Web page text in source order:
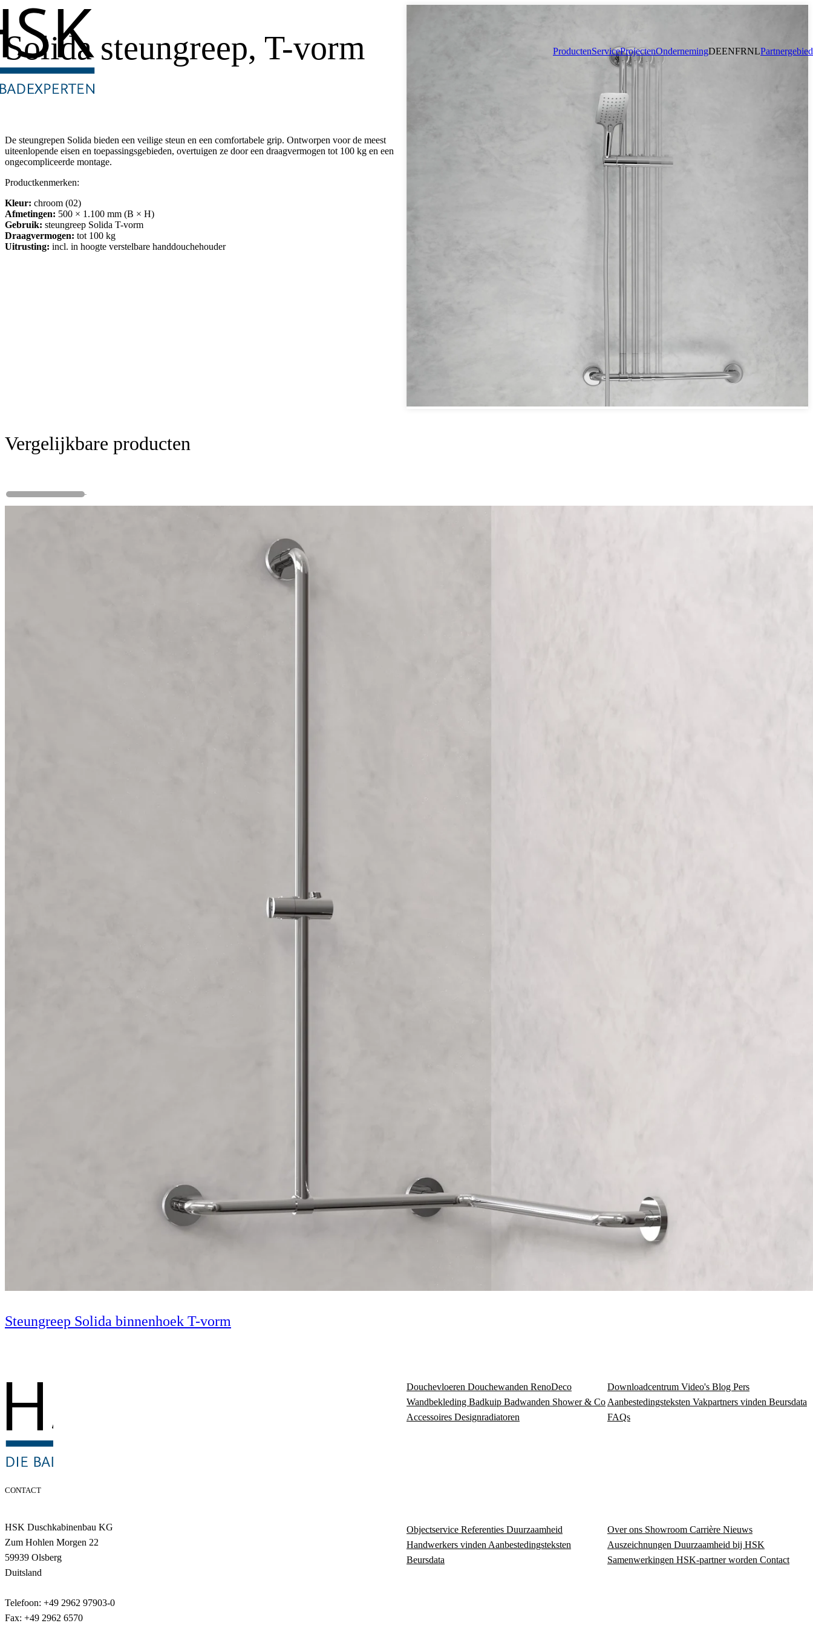
ProductenServiceProjectenOndernemingDEENFRNLPartnergebied
Solida steungreep, T-vorm
De steungrepen Solida bieden een veilige steun en een comfortabele grip. Ontworpen voor de meest
uiteenlopende eisen en toepassingsgebieden, overtuigen ze door een draagvermogen tot 100 kg en een
ongecompliceerde montage.
Productkenmerken:
Kleur: chroom (02)
Afmetingen: 500 × 1.100 mm (B × H)
Gebruik: steungreep Solida T-vorm
Draagvermogen: tot 100 kg
Uitrusting: incl. in hoogte verstelbare handdouchehouder
Vergelijkbare producten
Steungreep Solida binnenhoek T-vorm
CONTACT
HSK Duschkabinenbau KG
Zum Hohlen Morgen 22
59939 Olsberg
Duitsland
Telefoon: +49 2962 97903-0
Fax: +49 2962 6570
Douchevloeren Douchewanden RenoDeco
Wandbekleding Badkuip Badwanden Shower & Co
Accessoires Designradiatoren
Downloadcentrum Video's Blog Pers
Aanbestedingsteksten Vakpartners vinden Beursdata
FAQs
Objectservice Referenties Duurzaamheid
Handwerkers vinden Aanbestedingsteksten
Beursdata
Over ons Showroom Carrière Nieuws
Auszeichnungen Duurzaamheid bij HSK
Samenwerkingen HSK-partner worden Contact